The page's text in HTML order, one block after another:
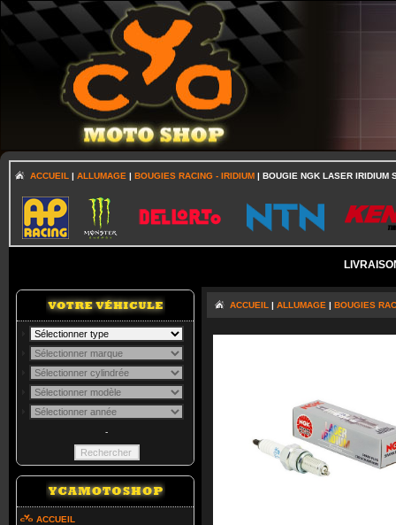
ACCUEIL | ALLUMAGE | BOUGIES RACING - IRIDIUM | BOUGIE NGK LASER IRIDIUM
-
ACCUEIL
ACCUEIL | ALLUMAGE | BOUGIES